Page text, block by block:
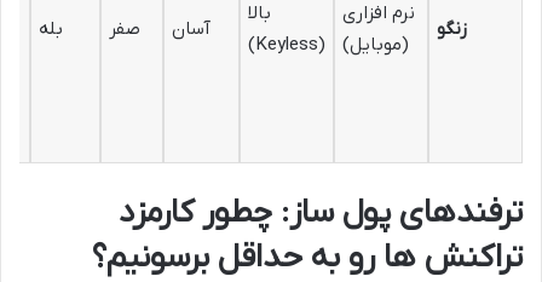
زنگو
نرم افزاری
(موبایل)
بالا
(Keyless)
آسان صفر بله
ترفندهای پول ساز: چطور کارمزد
تراکنش ها رو به حداقل برسونیم؟